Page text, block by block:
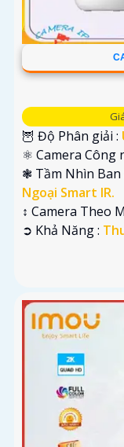
🦉 Độ Phân giải :
⚛️ Camera Công
❃ Tầm Nhìn Ban
Ngoại Smart IR.
↕️ Camera Theo
️➲ Khả Năng :